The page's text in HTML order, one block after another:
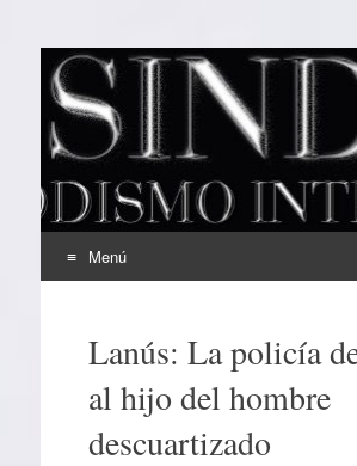
EL SINDICAL
Periodismo Inteligente
Menú
contenidoLanús: La policía
al hijo del hombre
descuartizado